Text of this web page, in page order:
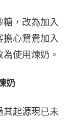
糖，改為加入
擔心鴛鴦加入
使用煉奶。
奶
其起源現已未